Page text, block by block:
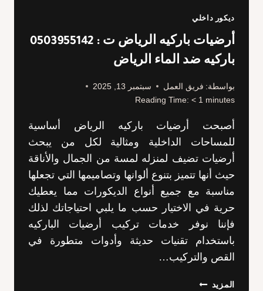
ديكور داخلي
أرضيات باركيه الرياض ت : 0503955142
باركيه ضد الماء الرياض
بواسطة: فريق العمل
سبتمبر 13, 2025
Reading Time: < 1 minutes
أصبحت أرضيات باركيه الرياض أساسية
للمساحات الداخلية ومثالية لكل من يبحث
أرضيات تضيف لمنزله لمسة من الجمال والأناقة
حيث أنها تتميز بتنوع ألوانها وتصاميمها التي تجعلها
مناسبة مع جميع أنواع الديكورات مما يعطيك
حرية في الاختيار حسب ما يلبي احتياجاتك لذلك
فإننا نوفر خدمات تركيب أرضيات الباركيه
باستخدام تقنيات حديثة وأدوات متطورة في
القص والتركيب…
المزيد
أرضيات